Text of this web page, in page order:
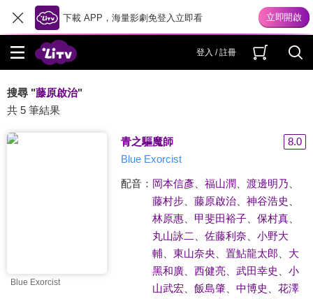
下載 APP，海量影劇免登入立即看
登入 / 註冊
搜尋 "藤原啟治"
共 5 筆結果
Blue Exorcist
青之驅魔師
8.0
Blue Exorcist
配音： 岡本信彥、 福山潤 渡邊明乃
藤村步、 藤原啟治、 神谷浩史
林原惠、 甲斐田裕子、 保村真、
丸山詠二
佐藤利奈
小野大
輔、 東山奈央、 置鮎龍太郎
大
黑和廣、 西健亮、 武田幸史
小
山武宏
飯島肇、 中博史
花澤